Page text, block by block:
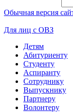
Обычная версия
Для лиц с ОВЗ
Детям
Абитуриенту
Студенту
Аспиранту
Сотруднику
Выпускнику
Партнеру
Волонтеру